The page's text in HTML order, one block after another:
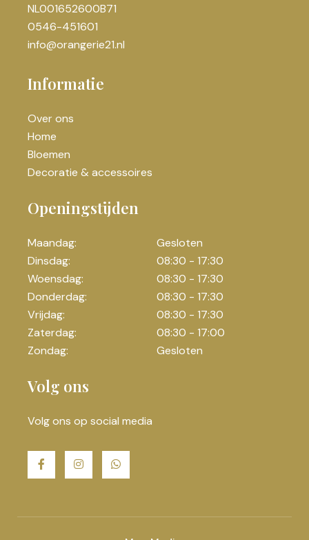
NL001652600B71
0546-451601
info@orangerie21.nl
Informatie
Over ons
Home
Bloemen
Decoratie & accessoires
Openingstijden
Maandag:
Gesloten
Dinsdag:
08:30 - 17:30
Woensdag:
08:30 - 17:30
Donderdag:
08:30 - 17:30
Vrijdag:
08:30 - 17:30
Zaterdag:
08:30 - 17:00
Zondag:
Gesloten
Volg ons
Volg ons op social media